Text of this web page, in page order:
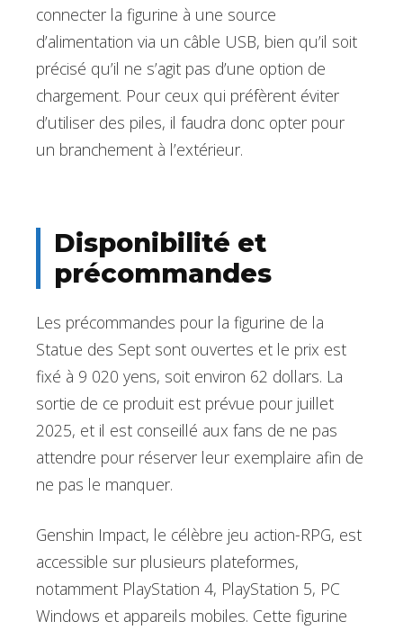
connecter la figurine à une source
d’alimentation via un câble USB, bien qu’il soit
précisé qu’il ne s’agit pas d’une option de
chargement. Pour ceux qui préfèrent éviter
d’utiliser des piles, il faudra donc opter pour
un branchement à l’extérieur.
Disponibilité et
précommandes
Les précommandes pour la figurine de la
Statue des Sept sont ouvertes et le prix est
fixé à 9 020 yens, soit environ 62 dollars. La
sortie de ce produit est prévue pour juillet
2025, et il est conseillé aux fans de ne pas
attendre pour réserver leur exemplaire afin de
ne pas le manquer.
Genshin Impact, le célèbre jeu action-RPG, est
accessible sur plusieurs plateformes,
notamment PlayStation 4, PlayStation 5, PC
Windows et appareils mobiles. Cette figurine